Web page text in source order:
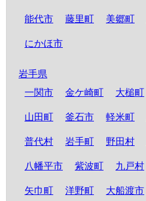
能代市 藤里町 美郷町
にかほ市
岩手県
一関市
金ケ崎町 大槌町
山田町 釜石市 軽米町
普代村 岩手町 野田村
八幡平市 紫波町 九戸村
矢巾町 洋野町 大船渡市